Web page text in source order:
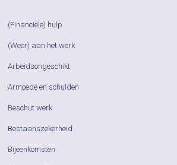
(Financiële) hulp
(Weer) aan het werk
Arbeidsongeschikt
Armoede en schulden
Beschut werk
Bestaanszekerheid
Bijeenkomsten